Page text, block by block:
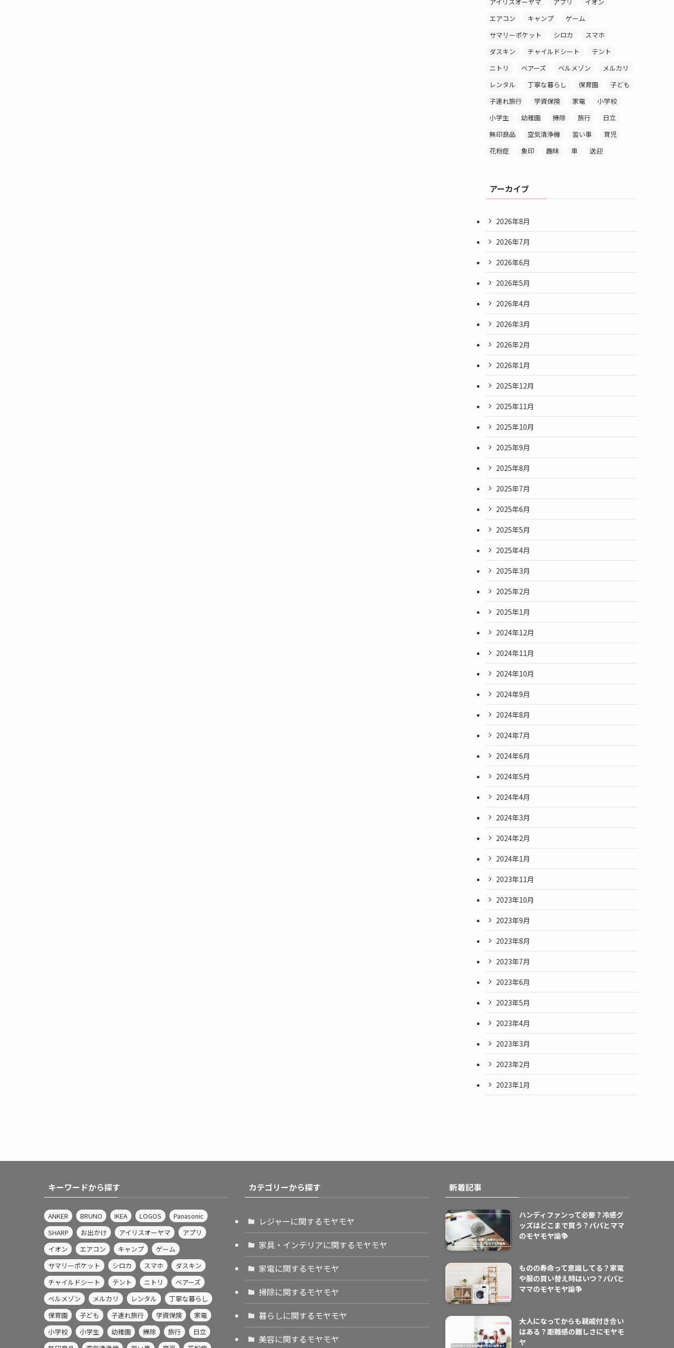
エアコン
キャンプ
ゲーム
サマリーポケット
シロカ
スマホ
ダスキン
チャイルドシート
テント
ニトリ
ベアーズ ベルメゾン
メルカリ
レンタル
丁寧な暮らし 保育園
子ども
子連れ旅行
学資保険 家電
小学校
小学生
幼稚園 掃除 旅行
日立
無印良品
空気清浄機 習い事
育児
花粉症
象印 趣味 車 送迎
アーカイブ
2026年8月
2026年7月
2026年6月
2026年5月
2026年4月
2026年3月
2026年2月
2026年1月
2025年12月
2025年11月
2025年10月
2025年9月
2025年8月
2025年7月
2025年6月
2025年5月
2025年4月
2025年3月
2025年2月
2025年1月
2024年12月
2024年11月
2024年10月
2024年9月
2024年8月
2024年7月
2024年6月
2024年5月
2024年4月
2024年3月
2024年2月
2024年1月
2023年11月
2023年10月
2023年9月
2023年8月
2023年7月
2023年6月
2023年5月
2023年4月
2023年3月
2023年2月
2023年1月
キーワードから探す
ANKER BRUNO IKEA LOGOS
Panasonic
SHARP
お出かけ アイリスオーヤマ
アプリ
イオン
エアコン キャンプ
ゲーム
サマリーポケット
シロカ スマホ
ダスキン
チャイルドシート
テント ニトリ
ベアーズ
ベルメゾン
メルカリ レンタル
丁寧な暮らし
保育園
子ども 子連れ旅行 学資保険
家電
小学校
小学生 幼稚園 掃除 旅行
日立
カテゴリーから探す
レジャーに関するモヤモヤ
家具・インテリアに関するモヤモヤ
家電に関するモヤモヤ
掃除に関するモヤモヤ
暮らしに関するモヤモヤ
美容に関するモヤモヤ
新着記事
ハンディファンって必要？冷感グ
ッズはどこまで買う？パパとママ
のモヤモヤ論争
ものの寿命って意識してる？家電
や服の買い替え時はいつ？パパと
ママのモヤモヤ論争
大人になってからも親戚付き合い
はある？距離感の難しさにモヤモ
ヤ